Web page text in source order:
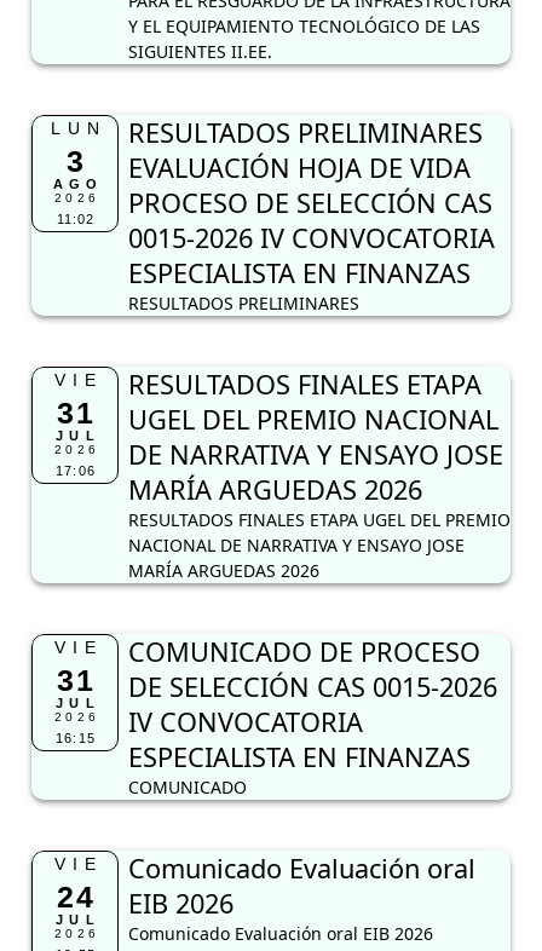
Y EL EQUIPAMIENTO TECNOLÓGICO DE LAS
SIGUIENTES II.EE.
LUN
3
AGO
2026
11:02
RESULTADOS PRELIMINARES
EVALUACIÓN HOJA DE VIDA
PROCESO DE SELECCIÓN CAS
0015-2026 IV CONVOCATORIA
ESPECIALISTA EN FINANZAS
RESULTADOS PRELIMINARES
VIE
31
JUL
2026
17:06
RESULTADOS FINALES ETAPA
UGEL DEL PREMIO NACIONAL
DE NARRATIVA Y ENSAYO JOSE
MARÍA ARGUEDAS 2026
RESULTADOS FINALES ETAPA UGEL DEL PREMIO
NACIONAL DE NARRATIVA Y ENSAYO JOSE
MARÍA ARGUEDAS 2026
VIE
31
JUL
2026
16:15
COMUNICADO DE PROCESO
DE SELECCIÓN CAS 0015-2026
IV CONVOCATORIA
ESPECIALISTA EN FINANZAS
COMUNICADO
VIE
24
JUL
2026
Comunicado Evaluación oral
EIB 2026
Comunicado Evaluación oral EIB 2026